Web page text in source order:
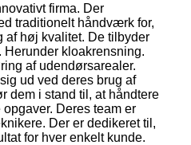
firma. Der
traditionelt håndværk for,
af høj kvalitet. De tilbyder
Herunder kloakrensning.
af udendørsarealer.
ud ved deres brug af
dem i stand til, at håndtere
Deres team er
Der er dedikeret til,
for hver enkelt kunde.